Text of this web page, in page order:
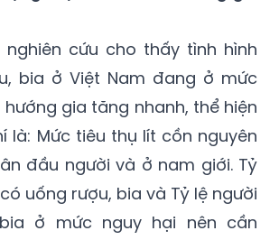
rượu, bia có xu hướng gia
cứu cho thấy tình hình
bia ở Việt Nam đang ở mức
gia tăng nhanh, thể hiện
là: Mức tiêu thụ lít cồn nguyên
đầu người và ở nam giới. Tỷ